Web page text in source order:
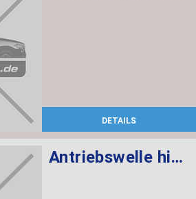
DETAILS
Antriebswelle hinten links